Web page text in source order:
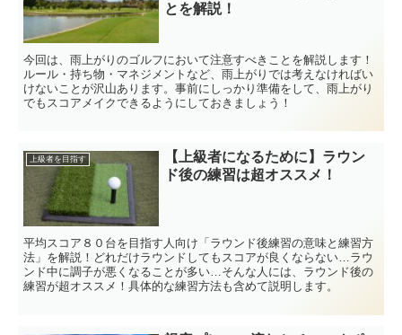
とを解説！
今回は、雨上がりのゴルフにおいて注意すべきことを解説します！
ルール・持ち物・マネジメントなど、雨上がりでは考えなければい
けないことが沢山あります。事前にしっかり準備をして、雨上がり
でもスコアメイクできるようにしておきましょう！
上級者を目指す
【上級者になるために】ラウン
ド後の練習は超オススメ！
平均スコア８０台を目指す人向け「ラウンド後練習の意味と練習方
法」を解説！どれだけラウンドしてもスコアが良くならない…ラウ
ンド中に調子が悪くなることが多い…そんな人には、ラウンド後の
練習が超オススメ！具体的な練習方法も含めて説明します。